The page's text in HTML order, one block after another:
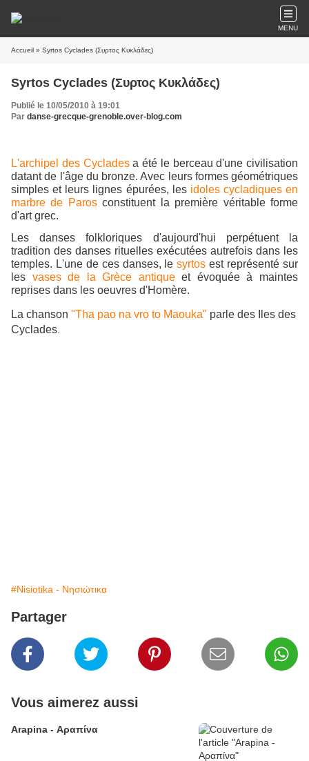
MENU
Accueil » Syrtos Cyclades (Συρτος Κυκλάδες)
Syrtos Cyclades (Συρτος Κυκλάδες)
Publié le 10/05/2010 à 19:01
Par danse-grecque-grenoble.over-blog.com
L'archipel des Cycladesa été le berceau d'une civilisation
datant de l'âge du bronze. Avec leurs formes géométriques
simples et leurs lignes épurées, les idoles cycladiques en
marbre de Parosconstituent la première véritable forme
d'art grec.
Les danses folkloriques d'aujourd'hui perpétuent la
tradition des danses rituelles exécutées autrefois dans les
temples. L'une de ces danses, lesyrtos est représenté sur
les vases de la Grèce antiqueet évoquée à maintes
reprises dans les oeuvres d'Homère.
La chanson "Tha pao na vro to Maouka" parle des Iles des
Cyclades
#Nisiotika - Νησιώτικα
Partager
Vous aimerez aussi
Arapina - Αραπίνα